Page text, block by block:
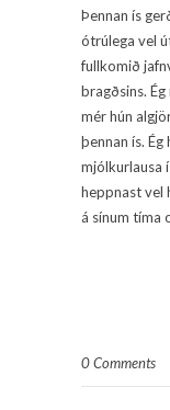
Þennan ís
ótrúlega vel
fullkomið
bragðsins.
mér hún
þennan ís.
mjólkurlausa
heppnast vel
á sínum tíma
0 Comments